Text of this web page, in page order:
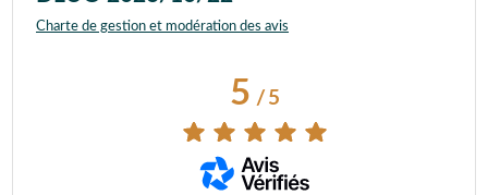
Charte de gestion et modération des avis
5/ 5